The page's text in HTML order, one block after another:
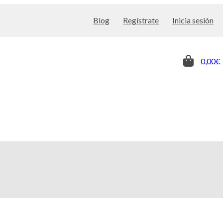
Blog Regístrate Inicia sesión
0,00€